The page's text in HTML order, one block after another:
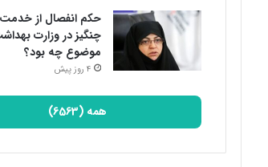
حکم انفصال از
چنگیز در وزارت
موضوع چه بود؟
4 روز پیش
همه (6563)